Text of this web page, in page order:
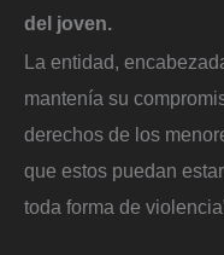
del joven.
La entidad,
mantenía su
derechos de los
que estos puedan
toda forma de